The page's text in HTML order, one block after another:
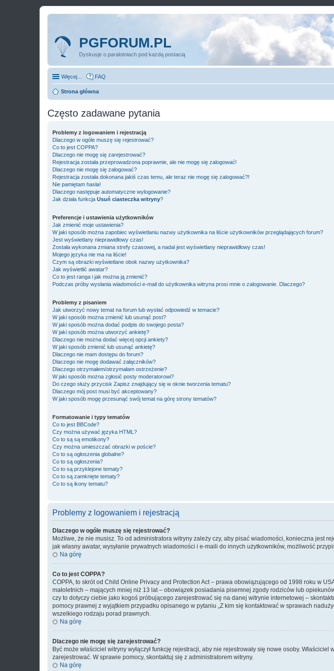
PGFORUM.PL
Dyskusje o paralotniach pod każdą postacią
Więcej… FAQ
Strona główna
Często zadawane pytania
Problemy z logowaniem i rejestracją
Dlaczego w ogóle muszę się rejestrować?
Co to jest COPPA?
Dlaczego nie mogę się zarejestrować?
Rejestracja została przeprowadzona poprawnie, ale nie mogę się zalogować!
Dlaczego nie mogę się zalogować?
Rejestracja została dokonana jakiś czas temu, ale teraz nie mogę się zalogować?!
Nie pamiętam hasła!
Dlaczego następuje automatyczne wylogowanie?
Jak działa funkcja Usuń ciasteczka witryny?
Preferencje i ustawienia użytkowników
Jak zmienić moje ustawienia?
W jaki sposób można zapobiec wyświetlaniu nazwy użytkownika na liście użytkowników przeglądających forum?
Jest wyświetlany nieprawidłowy czas!
Została wykonana zmiana strefy czasowej, a nadal jest wyświetlany nieprawidłowy czas!
Mojego języka nie ma na liście!
Czym są obrazki wyświetlane obok nazwy użytkownika?
Jak wyświetlić awatar?
Co to jest ranga i jak można ją zmienić?
Podczas próby wysłania wiadomości e-mail do użytkownika witryna prosi mnie o zalogowanie. Dlaczego?
Problemy z pisaniem
Jak utworzyć nowy temat na forum lub wysłać odpowiedź w temacie?
W jaki sposób można zmienić lub usunąć post?
W jaki sposób można dodać podpis do swojego posta?
W jaki sposób można utworzyć ankietę?
Dlaczego nie można dodać więcej opcji ankiety?
W jaki sposób zmienić lub usunąć ankietę?
Dlaczego nie mam dostępu do forum?
Dlaczego nie mogę dodawać załączników?
Dlaczego otrzymałem/otrzymałam ostrzeżenie?
W jaki sposób można zgłosić posty moderatorowi?
Do czego służy przycisk Zapisz znajdujący się w oknie tworzenia tematu?
Dlaczego mój post musi być akceptowany?
W jaki sposób mogę przesunąć swój temat na górę strony tematów?
Formatowanie i typy tematów
Co to jest BBCode?
Czy można używać języka HTML?
Co to są są emotikony?
Czy można umieszczać obrazki w poście?
Co to są ogłoszenia globalne?
Co to są ogłoszenia?
Co to są przyklejone tematy?
Co to są zamknięte tematy?
Co to są ikony tematu?
Problemy z logowaniem i rejestracją
Dlaczego w ogóle muszę się rejestrować?
Możliwe, że nie musisz. To od administratora witryny zależy czy, aby pisać wiadomości, konieczna
jak własny awatar, wysyłanie prywatnych wiadomości i e-maili do innych użytkowników, możliwość
Na górę
Co to jest COPPA?
COPPA, to skrót od Child Online Privacy and Protection Act – prawa obowiązującego od 1998 roku w
małoletnich – mających mniej niż 13 lat – obowiązek posiadania pisemnej zgody rodziców lub
czy to dotyczy ciebie jako kogoś próbującego zarejestrować się na danej witrynie internetowej –
pomocy prawnej z wyjątkiem przypadku opisanego w pytaniu „Z kim się kontaktować w sprawach
wszelkiego rodzaju porad prawnych.
Na górę
Dlaczego nie mogę się zarejestrować?
Być może właściciel witryny wyłączył funkcję rejestracji, aby nie rejestrowały się nowe osoby.
zarejestrować. W sprawie pomocy, skontaktuj się z administratorem witryny.
Na górę